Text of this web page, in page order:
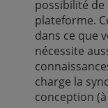
possibilité
plateforme.
dans ce que
nécessite
charge la
conception